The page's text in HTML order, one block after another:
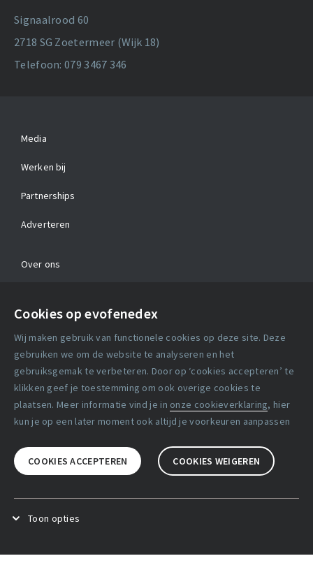
Cookies op evofenedex
Wij maken gebruik van functionele cookies op deze site. Deze
gebruiken we om de website te analyseren en het
gebruiksgemak te verbeteren. Door op ‘cookies accepteren’ te
klikken geef je toestemming om ook overige cookies te
plaatsen. Meer informatie vind je in onze cookieverklaring, hier
kun je op een later moment ook altijd je voorkeuren aanpassen
COOKIES ACCEPTEREN COOKIES WEIGEREN
Toon opties
Signaalrood 60
2718 SG Zoetermeer (Wijk 18)
Telefoon: 079 3467 346
Media
Werken bij
Partnerships
Adverteren
Over ons
Algemene voorwaarden
Cookie verklaring
Copyright statement
Lidmaatschapsvoorwaarden
Disclaimer
Privacy verklaring